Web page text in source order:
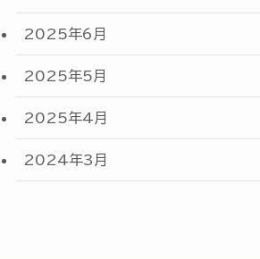
2025年6月
2025年5月
2025年4月
2024年3月